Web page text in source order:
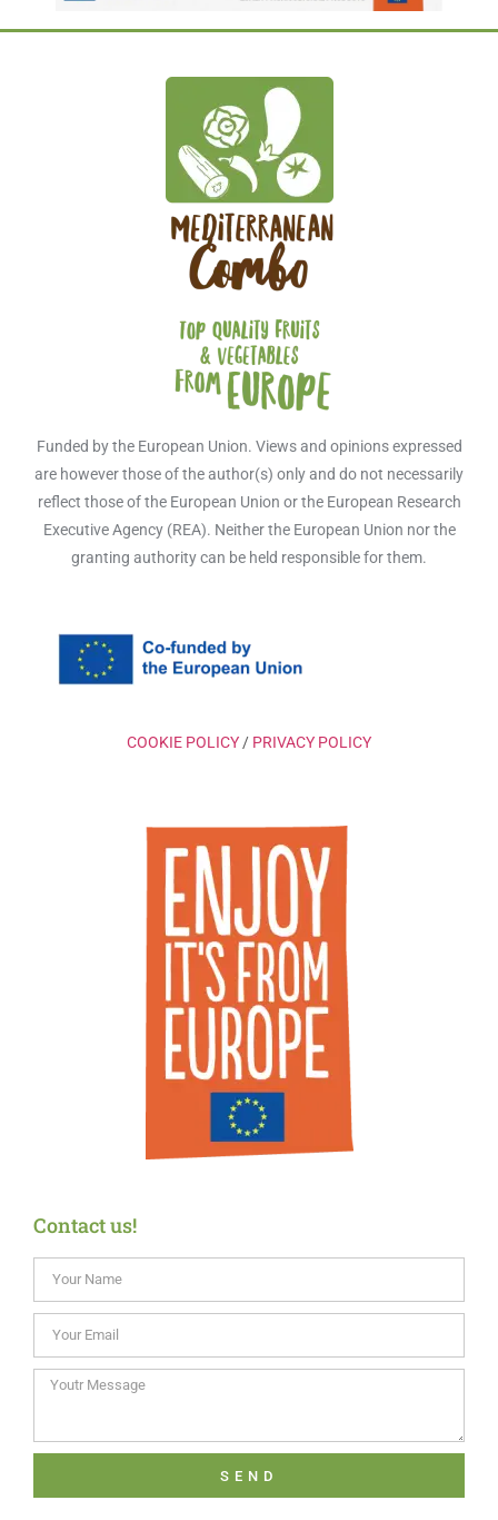
Funded by the European Union. Views and opinions expressed
are however those of the author(s) only and do not necessarily
reflect those of the European Union or the European Research
Executive Agency (REA). Neither the European Union nor the
granting authority can be held responsible for them.
COOKIE POLICY / PRIVACY POLICY
Contact us!
SEND